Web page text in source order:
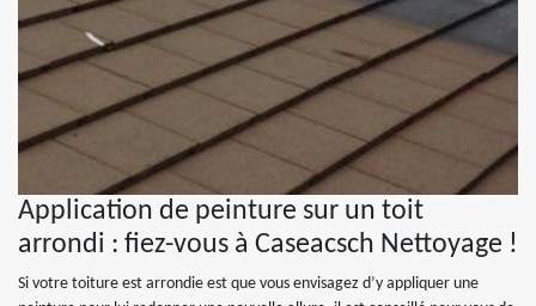
Application de peinture sur un toit
arrondi : fiez-vous à Caseacsch Nettoyage !
Si votre toiture est arrondie est que vous envisagez d’y appliquer une